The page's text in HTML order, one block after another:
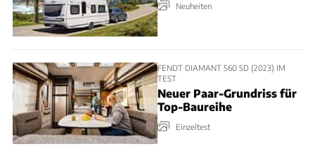
Neuheiten
FENDT DIAMANT 560 SD (2023) IM
TEST
Neuer Paar-Grundriss für
Top-Baureihe
Einzeltest